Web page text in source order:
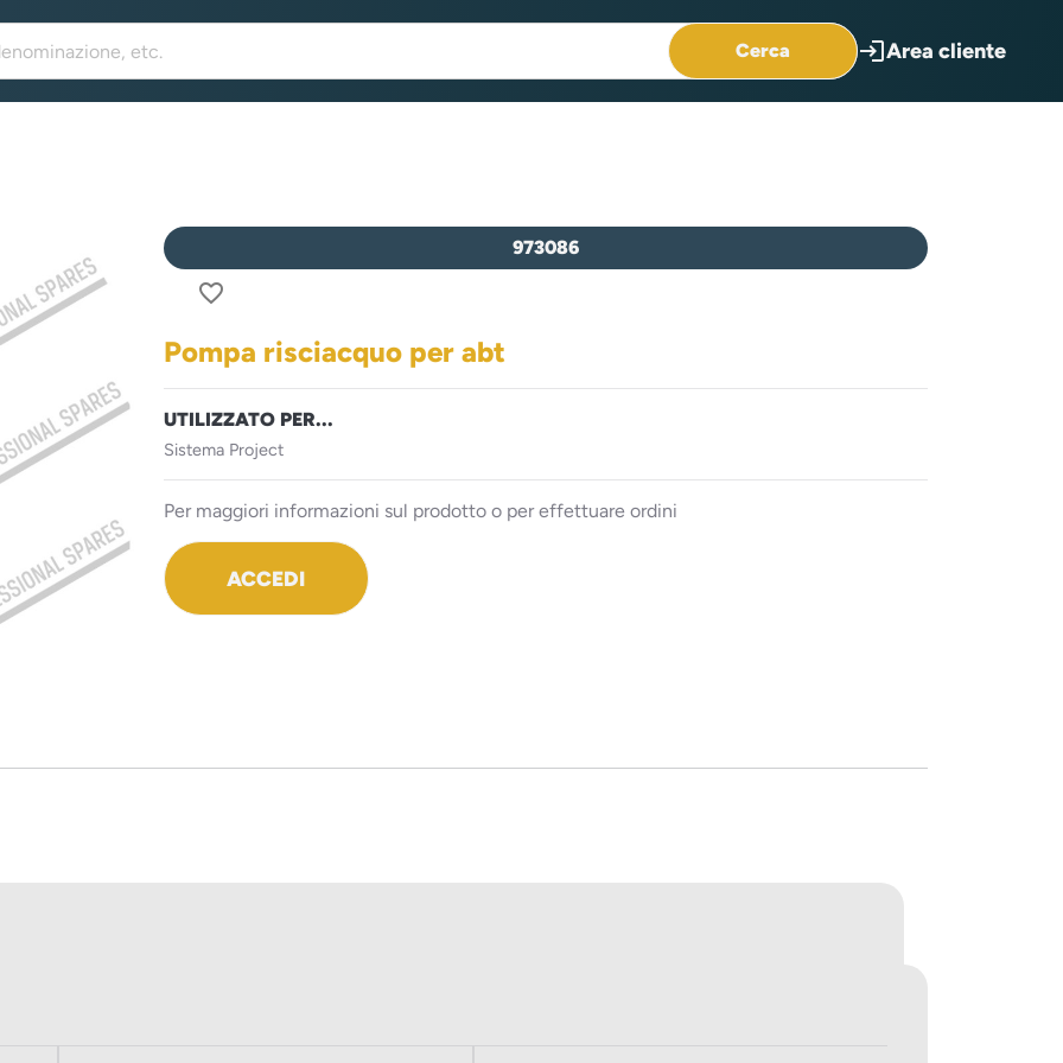
Cerca loginArea cliente
973086
favorite_border
Pompa risciacquo per abt
UTILIZZATO PER...
Sistema Project
Per maggiori informazioni sul prodotto o per effettuare ordini
ACCEDI